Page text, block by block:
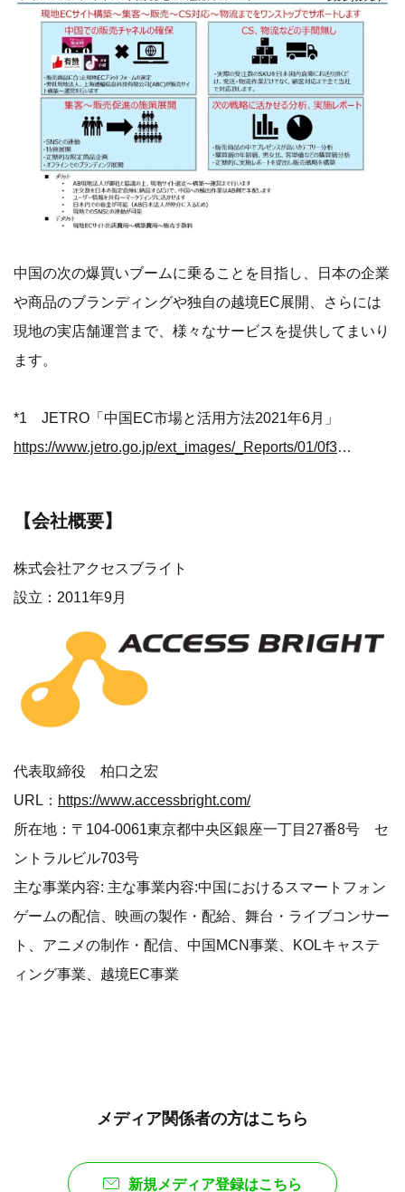
中国の次の爆買いブームに乗ることを目指し、日本の企業
や商品のブランディングや独自の越境EC展開、さらには
現地の実店舗運営まで、様々なサービスを提供してまいり
ます。
*1 JETRO「中国EC市場と活用方法2021年6月」
https://www.jetro.go.jp/ext_images/_Reports/01/0f325ff0aaf3c1b8/20210012.pdf
【会社概要】
株式会社アクセスブライト
設立：2011年9月
代表取締役 柏⼝之宏
URL： https://www.accessbright.com/
所在地：〒104-0061東京都中央区銀座一丁目27番8号 セ
ントラルビル703号
主な事業内容: 主な事業内容:中国におけるスマートフォン
ゲームの配信、映画の製作・配給、舞台・ライブコンサー
ト、アニメの制作・配信、中国MCN事業、KOLキャステ
ィング事業、越境EC事業
メディア関係者の方はこちら
新規メディア登録はこちら